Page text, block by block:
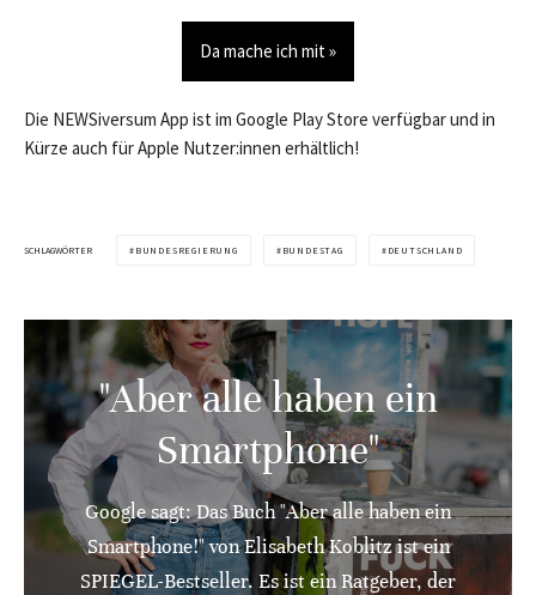
Da mache ich mit »
Die NEWSiversum App ist im Google Play Store verfügbar und in
Kürze auch für Apple Nutzer:innen erhältlich!
SCHLAGWÖRTER BUNDESREGIERUNG BUNDESTAG DEUTSCHLAND
"Aber alle haben ein
Smartphone"
Google sagt: Das Buch "Aber alle haben ein
Smartphone!" von Elisabeth Koblitz ist ein
SPIEGEL-Bestseller. Es ist ein Ratgeber, der